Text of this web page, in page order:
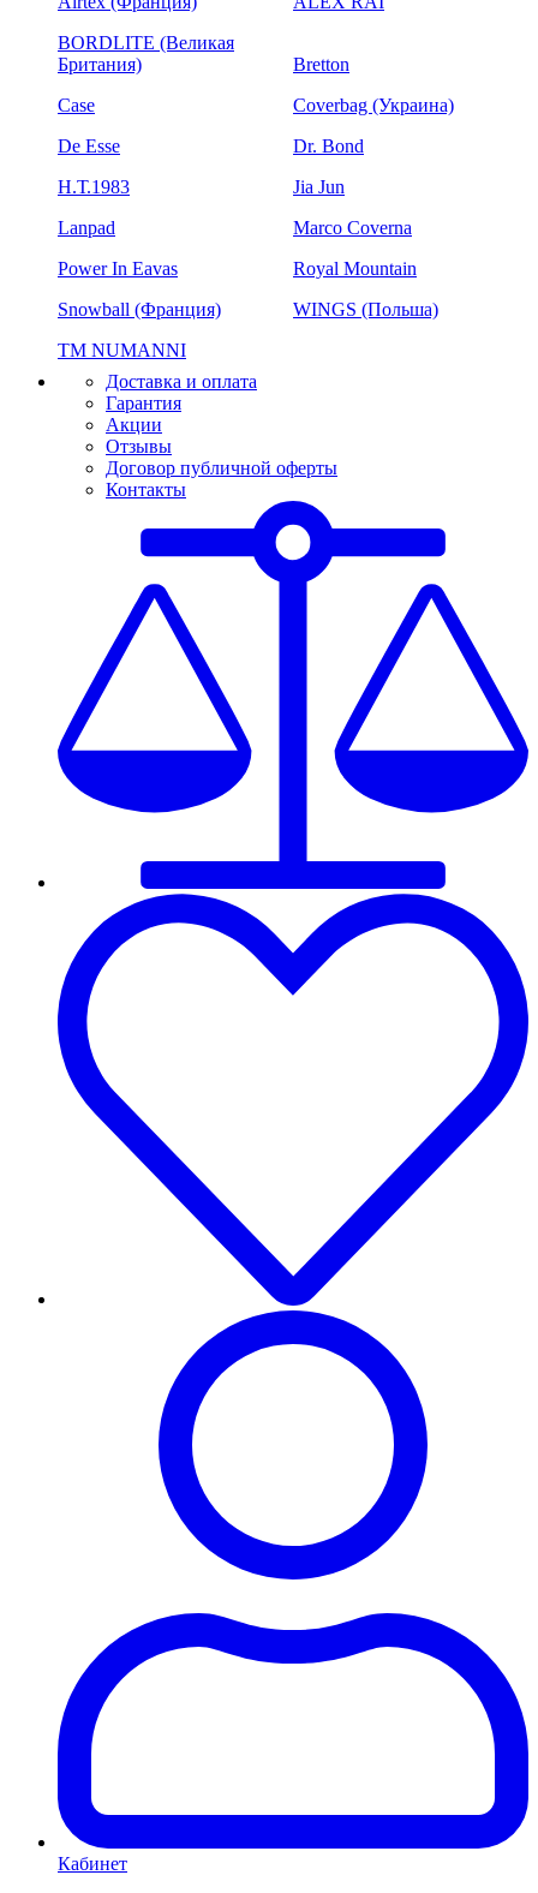
BORDLITE (Великая
Британия)
Bretton
Case
Coverbag (Украина)
De Esse
Dr. Bond
H.Т.1983
Jia Jun
Lanpad
Marco Coverna
Power In Eavas
Royal Mountain
Snowball (Франция)
WINGS (Польша)
ТМ NUMANNI
Доставка и оплата
Гарантия
Акции
Отзывы
Договор публичной оферты
Контакты
Кабинет